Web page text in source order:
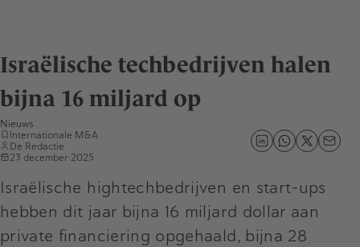
Israëlische techbedrijven halen
bijna 16 miljard op
Nieuws
Internationale M&A
De Redactie
23 december 2025
Israëlische hightechbedrijven en start-ups
hebben dit jaar bijna 16 miljard dollar aan
private financiering opgehaald, bijna 28